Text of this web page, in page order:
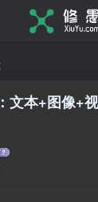
文本+图像+